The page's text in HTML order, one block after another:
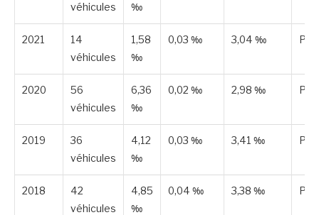
véhicules
‰
2021
14
véhicules
1,58
‰
0,03 ‰ 3,04 ‰
2020
56
véhicules
6,36
‰
0,02 ‰ 2,98 ‰
2019
36
véhicules
4,12
‰
0,03 ‰ 3,41 ‰
2018
42
véhicules
4,85
‰
0,04 ‰ 3,38 ‰